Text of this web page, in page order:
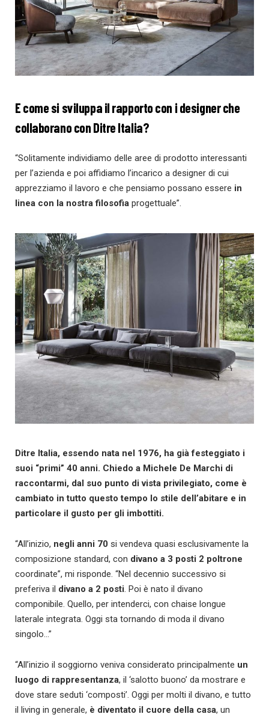
E come si sviluppa il rapporto con i designer che
collaborano con Ditre Italia?
“Solitamente individiamo delle aree di prodotto interessanti
per l’azienda e poi affidiamo l’incarico a designer di cui
apprezziamo il lavoro e che pensiamo possano essere in
linea con la nostra filosofia progettuale”.
Ditre Italia, essendo nata nel 1976, ha già festeggiato i
suoi “primi” 40 anni. Chiedo a Michele De Marchi di
raccontarmi, dal suo punto di vista privilegiato, come è
cambiato in tutto questo tempo lo stile dell’abitare e in
particolare il gusto per gli imbottiti.
“All’inizio, negli anni 70 si vendeva quasi esclusivamente la
composizione standard, con divano a 3 posti 2 poltrone
coordinate”, mi risponde. “Nel decennio successivo si
preferiva il divano a 2 posti. Poi è nato il divano
componibile. Quello, per intenderci, con chaise longue
laterale integrata. Oggi sta tornando di moda il divano
singolo…”
“All’inizio il soggiorno veniva considerato principalmente un
luogo di rappresentanza, il ‘salotto buono’ da mostrare e
dove stare seduti ‘composti’. Oggi per molti il divano, e tutto
il living in generale, è diventato il cuore della casa, un